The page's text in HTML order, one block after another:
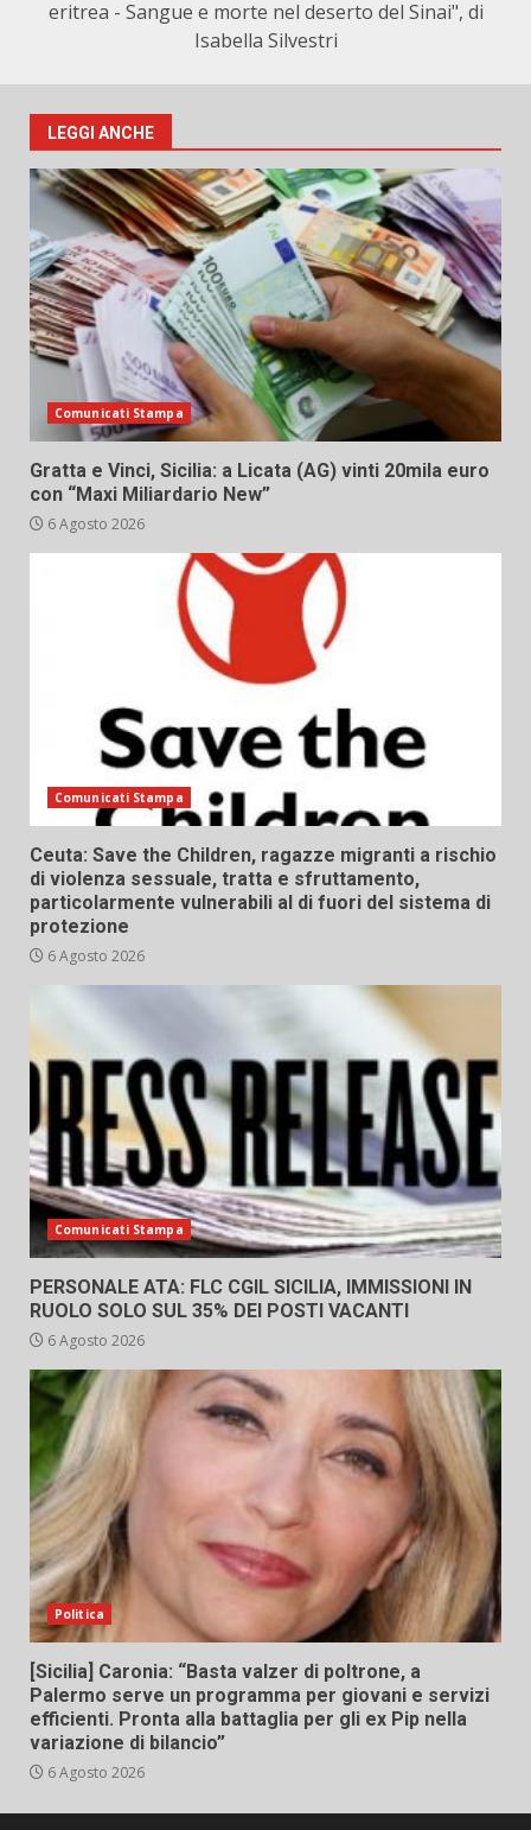
eritrea - Sangue e morte nel deserto del Sinai", di
Isabella Silvestri
LEGGI ANCHE
Comunicati Stampa
Gratta e Vinci, Sicilia: a Licata (AG) vinti 20mila euro
con “Maxi Miliardario New”
6 Agosto 2026
Comunicati Stampa
Ceuta: Save the Children, ragazze migranti a rischio
di violenza sessuale, tratta e sfruttamento,
particolarmente vulnerabili al di fuori del sistema di
protezione
6 Agosto 2026
Comunicati Stampa
PERSONALE ATA: FLC CGIL SICILIA, IMMISSIONI IN
RUOLO SOLO SUL 35% DEI POSTI VACANTI
6 Agosto 2026
Politica
[Sicilia] Caronia: “Basta valzer di poltrone, a
Palermo serve un programma per giovani e servizi
efficienti. Pronta alla battaglia per gli ex Pip nella
variazione di bilancio”
6 Agosto 2026